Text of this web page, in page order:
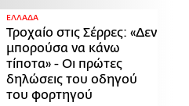
ΕΛΛΑΔΑ
Τροχαίο στις Σέρρες: «Δεν
μπορούσα να κάνω
τίποτα» - Οι πρώτες
δηλώσεις του οδηγού
του φορτηγού